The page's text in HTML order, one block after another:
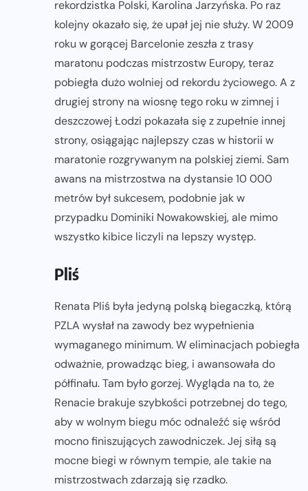
rekordzistka Polski, Karolina Jarzyńska. Po raz
kolejny okazało się, że upał jej nie służy. W 2009
roku w gorącej Barcelonie zeszła z trasy
maratonu podczas mistrzostw Europy, teraz
pobiegła dużo wolniej od rekordu życiowego. A z
drugiej strony na wiosnę tego roku w zimnej i
deszczowej Łodzi pokazała się z zupełnie innej
strony, osiągając najlepszy czas w historii w
maratonie rozgrywanym na polskiej ziemi. Sam
awans na mistrzostwa na dystansie 10 000
metrów był sukcesem, podobnie jak w
przypadku Dominiki Nowakowskiej, ale mimo
wszystko kibice liczyli na lepszy występ.
Pliś
Renata Pliś była jedyną polską biegaczką, którą
PZLA wysłał na zawody bez wypełnienia
wymaganego minimum. W eliminacjach pobiegła
odważnie, prowadząc bieg, i awansowała do
półfinału. Tam było gorzej. Wygląda na to, że
Renacie brakuje szybkości potrzebnej do tego,
aby w wolnym biegu móc odnaleźć się wśród
mocno finiszujących zawodniczek. Jej siłą są
mocne biegi w równym tempie, ale takie na
mistrzostwach zdarzają się rzadko.